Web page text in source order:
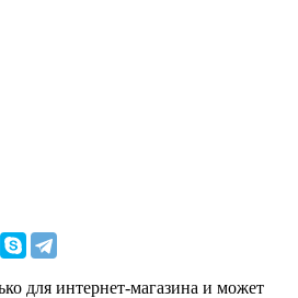
для интернет-магазина и может